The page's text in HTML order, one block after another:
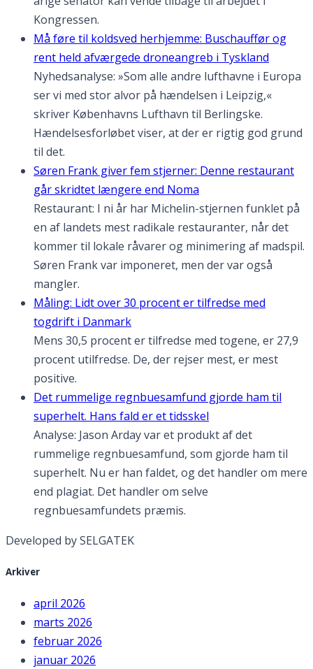
Kongressen.
Må føre til koldsved herhjemme: Buschauffør og
rent held afværgede droneangreb i Tyskland
Nyhedsanalyse: »Som alle andre lufthavne i Europa
ser vi med stor alvor på hændelsen i Leipzig,«
skriver Københavns Lufthavn til Berlingske.
Hændelsesforløbet viser, at der er rigtig god grund
til det.
Søren Frank giver fem stjerner: Denne restaurant
går skridtet længere end Noma
Restaurant: I ni år har Michelin-stjernen funklet på
en af landets mest radikale restauranter, når det
kommer til lokale råvarer og minimering af madspil.
Søren Frank var imponeret, men der var også
mangler.
Måling: Lidt over 30 procent er tilfredse med
togdrift i Danmark
Mens 30,5 procent er tilfredse med togene, er 27,9
procent utilfredse. De, der rejser mest, er mest
positive.
Det rummelige regnbuesamfund gjorde ham til
superhelt. Hans fald er et tidsskel
Analyse: Jason Arday var et produkt af det
rummelige regnbuesamfund, som gjorde ham til
superhelt. Nu er han faldet, og det handler om mere
end plagiat. Det handler om selve
regnbuesamfundets præmis.
Developed by SELGATEK
Arkiver
april 2026
marts 2026
februar 2026
januar 2026